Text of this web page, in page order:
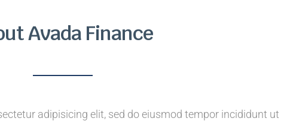
Avada Finance
adipisicing elit, sed do eiusmod tempor incididunt ut